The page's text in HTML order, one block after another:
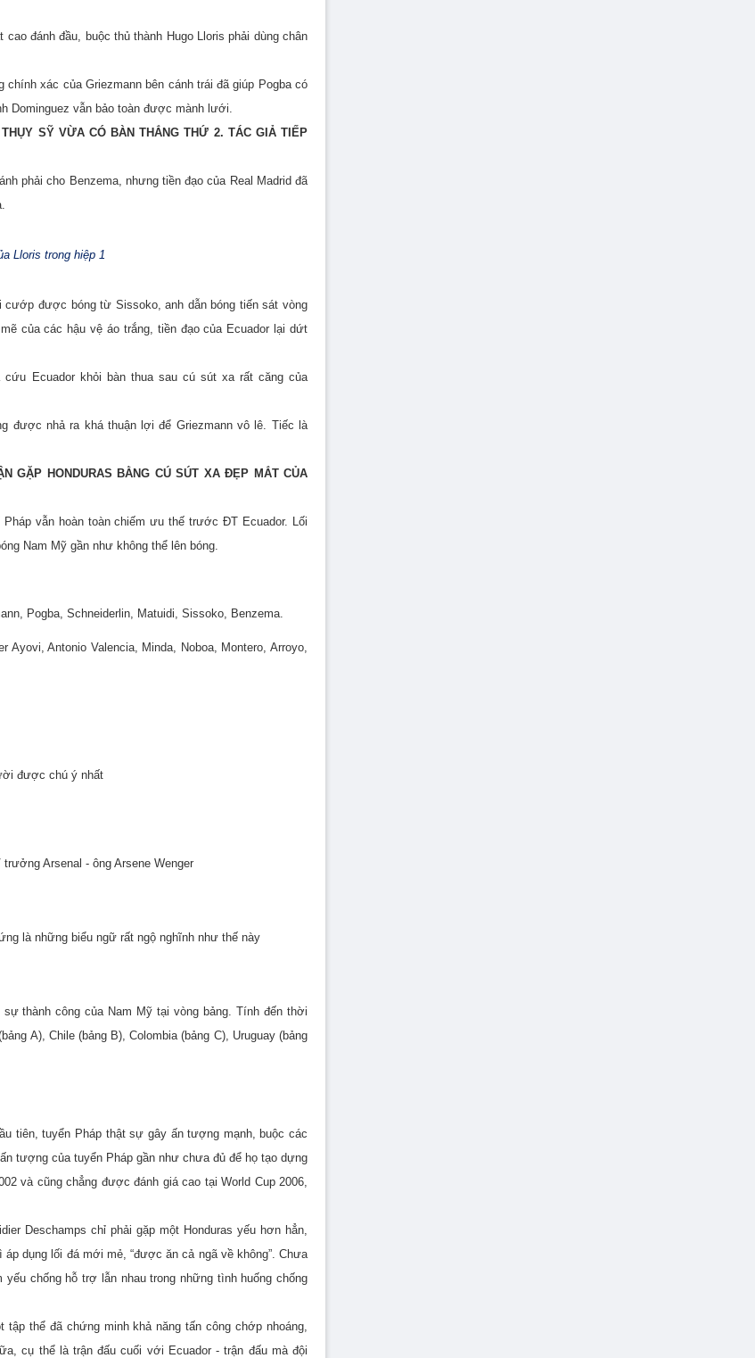
đánh đầu, buộc thủ thành Hugo Lloris phải dùng chân
chính xác của Griezmann bên cánh trái đã giúp Pogba có
Dominguez vẫn bảo toàn được mành lưới.
SỸ VỪA CÓ BÀN THẮNG THỨ 2. TÁC GIẢ TIẾP
phải cho Benzema, nhưng tiền đạo của Real Madrid đã
Lloris trong hiệp 1
cướp được bóng từ Sissoko, anh dẫn bóng tiến sát vòng
của các hậu vệ áo trắng, tiền đạo của Ecuador lại dứt
cứu Ecuador khỏi bàn thua sau cú sút xa rất căng của
được nhả ra khá thuận lợi để Griezmann vô lê. Tiếc là
GẶP HONDURAS BẰNG CÚ SÚT XA ĐẸP MẮT CỦA
vẫn hoàn toàn chiếm ưu thế trước ĐT Ecuador. Lối
Nam Mỹ gần như không thể lên bóng.
Pogba, Schneiderlin, Matuidi, Sissoko, Benzema.
Ayovi, Antonio Valencia, Minda, Noboa, Montero, Arroyo,
được chú ý nhất
Arsenal - ông Arsene Wenger
là những biểu ngữ rất ngộ nghĩnh như thế này
thành công của Nam Mỹ tại vòng bảng. Tính đến thời
A), Chile (bảng B), Colombia (bảng C), Uruguay (bảng
tiên, tuyển Pháp thật sự gây ấn tượng mạnh, buộc các
tượng của tuyển Pháp gần như chưa đủ để họ tạo dựng
và cũng chẳng được đánh giá cao tại World Cup 2006,
Deschamps chỉ phải gặp một Honduras yếu hơn hẳn,
dụng lối đá mới mẻ, “được ăn cả ngã về không”. Chưa
yếu chống hỗ trợ lẫn nhau trong những tình huống chống
thể đã chứng minh khả năng tấn công chớp nhoáng,
cụ thể là trận đấu cuối với Ecuador - trận đấu mà đội